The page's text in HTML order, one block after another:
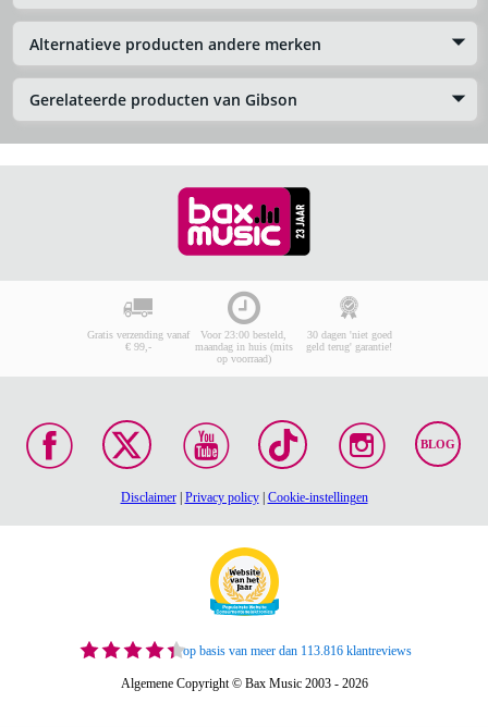
Alternatieve producten andere merken
Gerelateerde producten van Gibson
Gratis verzending vanaf
€ 99,-
Voor 23:00 besteld,
maandag in huis (mits
op voorraad)
30 dagen 'niet goed
geld terug' garantie!
BLOG
Disclaimer| Privacy policy| Cookie-instellingen
op basis van meer dan 113.816 klantreviews
Algemene Copyright © Bax Music 2003 - 2026